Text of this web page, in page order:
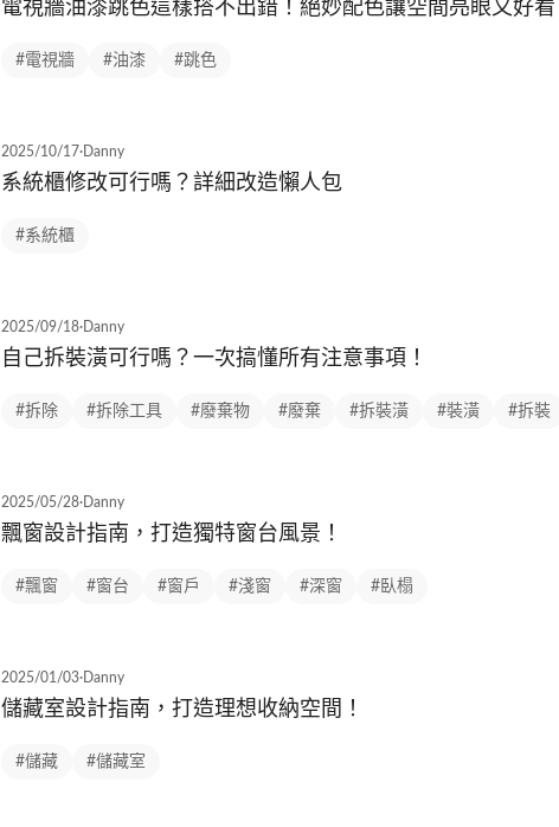
電視牆油漆跳色這樣搭不出錯！絕妙配色讓空間亮眼又好看
#電視牆 #油漆 #跳色
2025/10/17· Danny
系統櫃修改可行嗎？詳細改造懶人包
#系統櫃
2025/09/18· Danny
自己拆裝潢可行嗎？一次搞懂所有注意事項！
#拆除 #拆除工具 #廢棄物 #廢棄 #拆裝潢 #裝潢 #拆裝
2025/05/28· Danny
飄窗設計指南，打造獨特窗台風景！
#飄窗 #窗台 #窗戶 #淺窗 #深窗 #臥榻
2025/01/03· Danny
儲藏室設計指南，打造理想收納空間！
#儲藏 #儲藏室